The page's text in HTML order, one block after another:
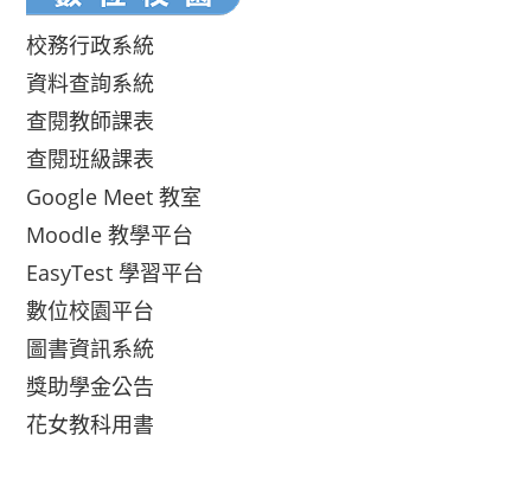
校務行政系統
資料查詢系統
查閱教師課表
查閱班級課表
Google Meet 教室
Moodle 教學平台
EasyTest 學習平台
數位校園平台
圖書資訊系統
獎助學金公告
花女教科用書